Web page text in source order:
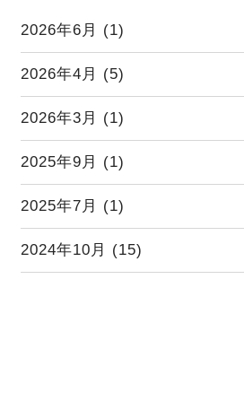
2026年6月 (1)
2026年4月 (5)
2026年3月 (1)
2025年9月 (1)
2025年7月 (1)
2024年10月 (15)